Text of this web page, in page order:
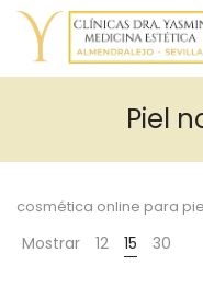
Piel
cosmética online para
Mostrar 12 15 30